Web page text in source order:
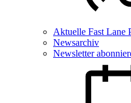
Aktuelle Fast Lane
Newsarchiv
Newsletter